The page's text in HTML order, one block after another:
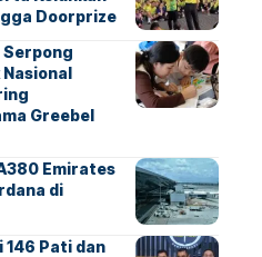
Doorprize
Nasional
Greebel
Emirates
di
146 Pati dan